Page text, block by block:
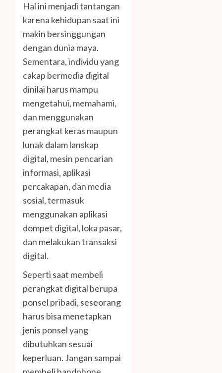
Hal ini menjadi tantangan
karena kehidupan saat ini
makin bersinggungan
dengan dunia maya.
Sementara, individu yang
cakap bermedia digital
dinilai harus mampu
mengetahui, memahami,
dan menggunakan
perangkat keras maupun
lunak dalam lanskap
digital, mesin pencarian
informasi, aplikasi
percakapan, dan media
sosial, termasuk
menggunakan aplikasi
dompet digital, loka pasar,
dan melakukan transaksi
digital.
Seperti saat membeli
perangkat digital berupa
ponsel pribadi, seseorang
harus bisa menetapkan
jenis ponsel yang
dibutuhkan sesuai
keperluan. Jangan sampai